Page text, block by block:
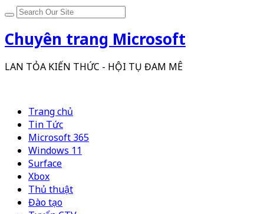
Chuyên trang Microsoft
LAN TỎA KIẾN THỨC - HỘI TỤ ĐAM MÊ
Trang chủ
Tin Tức
Microsoft 365
Windows 11
Surface
Xbox
Thủ thuật
Đào tạo